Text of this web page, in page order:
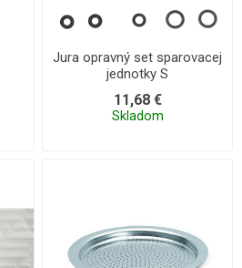
Jura opravný set sparovacej
jednotky S
11,68 €
Skladom